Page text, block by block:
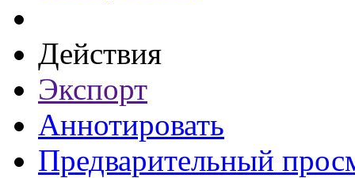
Действия
Экспорт
Аннотировать
Предварительный